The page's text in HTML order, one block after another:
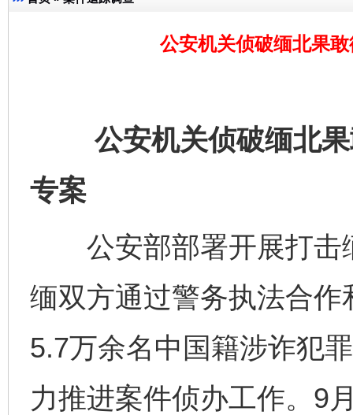
公安机关侦破缅北果
公安机关侦破缅北果
专案
公安部部署开展打击
缅双方通过警务执法合
5.7万余名中国籍涉诈犯
力推进案件侦办工作。9